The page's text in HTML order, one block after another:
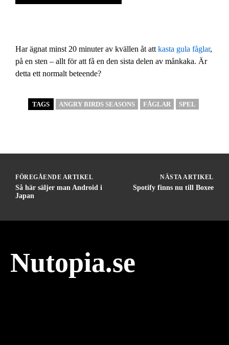
Har ägnat minst 20 minuter av kvällen åt att kasta gula fåglar,
på en sten – allt för att få en den sista delen av månkaka. Är
detta ett normalt beteende?
TAGS ANGRY BIRDS SEASONS FÅGLAR SPEL
FÖREGÅENDE ARTIKEL
Så här säljer man Android i
Japan
NÄSTA ARTIKEL
Spotify finns nu till Boxee
Nutopia.se